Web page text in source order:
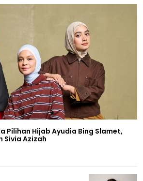
Pilihan Hijab Ayudia Bing Slamet,
Sivia Azizah